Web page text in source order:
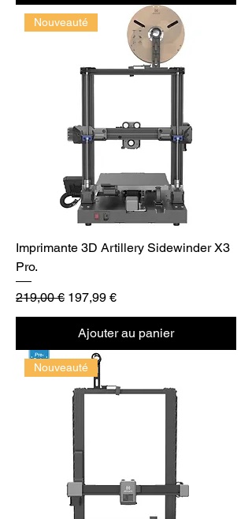
Nouveauté
Imprimante 3D Artillery Sidewinder X3
Pro.
Prix original
219,00 € Prix promotionnel
197,99 €
Ajouter au panier
Nouveauté